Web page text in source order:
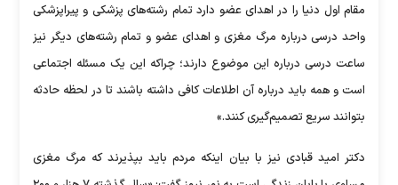
مقام اول دنیا را در اهدای عضو دارد تمام رشته‌های پزشکی و پیراپزشکی
واحد درسی درباره مرگ مغزی و اهدای عضو و تمام رشته‌های دیگر نیز
ساعت درسی درباره این موضوع دارند؛ چراکه این یک مسئله اجتماعی
است و همه باید درباره آن اطلاعات کافی داشته باشند تا در لحظه حادثه
بتوانند سریع تصمیم‌گیری کنند.»
دکتر امید قبادی نیز با بیان اینکه مردم باید بپذیرند که مرگ مغزی